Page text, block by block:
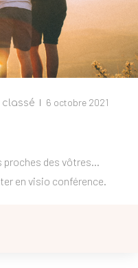
classé 6 octobre 2021
des vôtres...
en visio conférence.